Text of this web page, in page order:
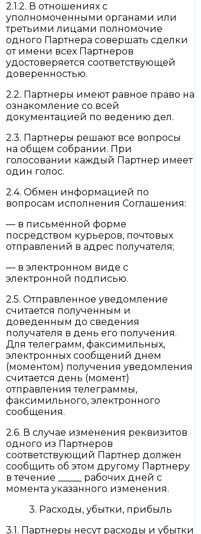
2.1.2. В отношениях с
уполномоченными органами или
третьими лицами полномочие
одного Партнера совершать сделки
от имени всех Партнеров
удостоверяется соответствующей
доверенностью.
2.2. Партнеры имеют равное право на
ознакомление со всей
документацией по ведению дел.
2.3. Партнеры решают все вопросы
на общем собрании. При
голосовании каждый Партнер имеет
один голос.
2.4. Обмен информацией по
вопросам исполнения Соглашения:
— в письменной форме
посредством курьеров, почтовых
отправлений в адрес получателя;
— в электронном виде с
электронной подписью.
2.5. Отправленное уведомление
считается полученным и
доведенным до сведения
получателя в день его получения.
Для телеграмм, факсимильных,
электронных сообщений днем
(моментом) получения уведомления
считается день (момент)
отправления телеграммы,
факсимильного, электронного
сообщения.
2.6. В случае изменения реквизитов
одного из Партнеров
соответствующий Партнер должен
сообщить об этом другому Партнеру
в течение _____ рабочих дней с
момента указанного изменения.
3. Расходы, убытки, прибыль
3.1. Партнеры несут расходы и убытки